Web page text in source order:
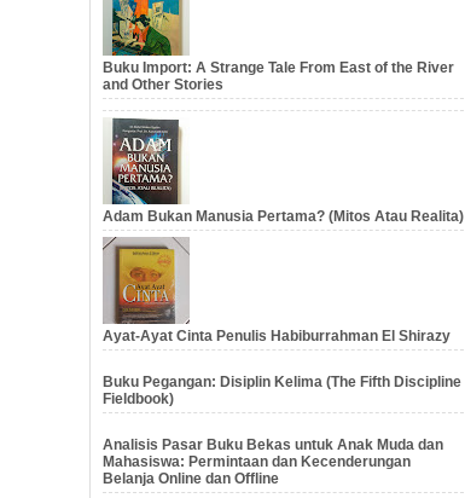
Buku Import: A Strange Tale From East of the River
and Other Stories
Adam Bukan Manusia Pertama? (Mitos Atau Realita)
Ayat-Ayat Cinta Penulis Habiburrahman El Shirazy
Buku Pegangan: Disiplin Kelima (The Fifth Discipline
Fieldbook)
Analisis Pasar Buku Bekas untuk Anak Muda dan
Mahasiswa: Permintaan dan Kecenderungan
Belanja Online dan Offline